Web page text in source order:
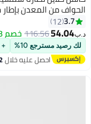
بإطار معدل
مستطيل الشكل طراز CK21128S-
خصم 53%
10%
+ 1
عليه خلال 12 - 13